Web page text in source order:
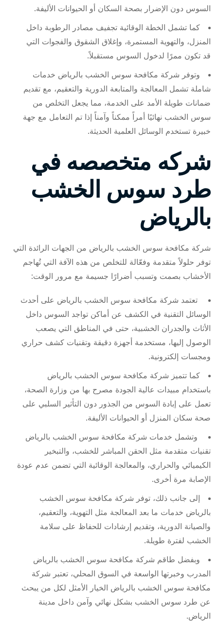
السوس دون الإضرار بصحة السكان أو الحيوانات الأليفة.
كما تشمل الخطة الوقائية تجفيف مصادر الرطوبة داخل
المنزل، والتهوية المستمرة، وإغلاق الشقوق والفجوات التي
قد تكون ممرًا لدخول السوس مستقبلاً.
وتوفر شركة مكافحة سوس الخشب بالرياض خدمات
شاملة تشمل المعالجة والمتابعة الدورية والتعقيم، مع تقديم
ضمانات طويلة الأمد على الخدمة، مما يجعل التخلص من
سوس الخشب نهائيًا أمراً ممكناً وآمناً إذا تم التعامل مع جهة
خبيرة تستخدم الوسائل العلمية الحديثة.
شركه متخصصه في
طرد سوس الخشب
بالرياض
شركة مكافحة سوس الخشب بالرياض من الجهات الرائدة التي
توفر حلولاً متقدمة وفعّالة للتخلص من هذه الآفة التي تُهاجم
الأخشاب بصمت وتسبب أضرارًا جسيمة مع مرور الوقت:
تعتمد شركة مكافحة سوس الخشب بالرياض على أحدث
الوسائل التقنية في الكشف عن أماكن تواجد السوس داخل
الأثاث والجدران الخشبية، حتى في المناطق التي يصعب
الوصول إليها، مستخدمة أجهزة دقيقة وتقنيات كشف حراري
ومجسات إلكترونية.
كما تتميز شركة مكافحة سوس الخشب بالرياض
باستخدام مبيدات عالية الجودة مصرح بها من وزارة الصحة،
تعمل على إبادة السوس من الجذور دون التأثير السلبي على
صحة سكان المنزل أو الحيوانات الأليفة.
وتشمل خدمات شركة مكافحة سوس الخشب بالرياض
تقنيات متقدمة مثل الحقن المباشر للخشب، والتبخير
الكيميائي والحراري، والمعالجة الوقائية التي تضمن عدم عودة
الإصابة مرة أخرى.
إلى جانب ذلك، توفر شركة مكافحة سوس الخشب
بالرياض خدمات ما بعد المعالجة مثل التهوية، والتعقيم،
والصيانة الدورية، وتقديم إرشادات للحفاظ على سلامة
الخشب لفترة طويلة.
وبفضل طاقم شركة مكافحة سوس الخشب بالرياض
المدرب وخبرتها الواسعة في السوق المحلي، تعتبر شركة
مكافحة سوس الخشب بالرياض الخيار الأمثل لكل من يبحث
عن طرد سوس الخشب بشكل نهائي وآمن داخل مدينة
الرياض.